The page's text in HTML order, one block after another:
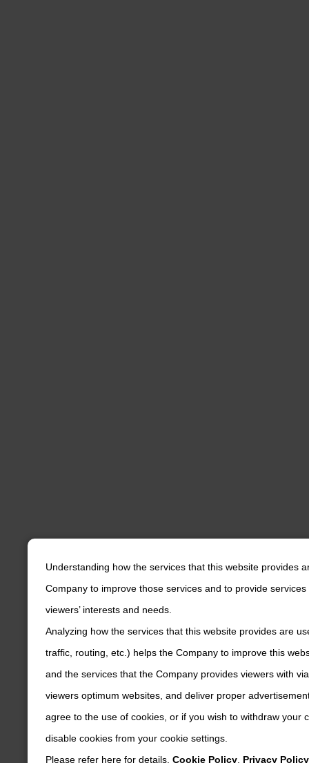
Understanding how the services that this website provides
Company to improve those services and to provide
viewers’ interests and needs.
Analyzing how the services that this website provides are
traffic, routing, etc.) helps the Company to improve this
and the services that the Company provides viewers with
viewers optimum websites, and deliver proper
agree to the use of cookies, or if you wish to withdraw your
disable cookies from your cookie settings.
Please refer here for details. Cookie Policy Privacy Policy